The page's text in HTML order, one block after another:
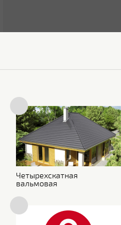
Четырехскатная
вальмовая